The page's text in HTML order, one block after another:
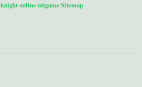
knight onlinenttgameSitemap